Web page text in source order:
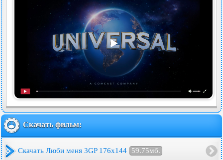
Скачать фильм:
Скачать Люби меня 3GP 176x144 59.75мб.